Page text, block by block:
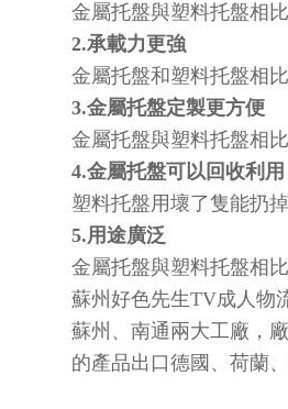
金屬托盤與塑料托盤相比
2.承載力更強
金屬托盤和塑料托盤相比
3.金屬托盤定製更方便
金屬托盤與塑料托盤相比
4.金屬托盤可以回收利用
塑料托盤用壞了隻能扔掉
5.用途廣泛
金屬托盤與塑料托盤相比
蘇州好色先生TV成人物流
蘇州、南通兩大工廠
的產品出口德國、荷蘭